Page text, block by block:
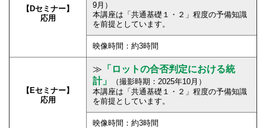
【Dセミナー】
応用
9月）
本講座は「共通基礎１・２」程度の予備知識
を前提としています。
映像時間：約3時間
【Eセミナー】
応用
≫ 「ロットの合否判定における統
計」
（撮影時期：2025年10月）
本講座は「共通基礎１・２」程度の予備知識
を前提としています。
映像時間：約3時間